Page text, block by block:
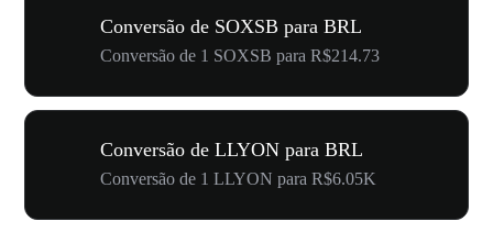
Conversão de SOXSB para BRL
Conversão de 1 SOXSB para R$214.73
Conversão de LLYON para BRL
Conversão de 1 LLYON para R$6.05K